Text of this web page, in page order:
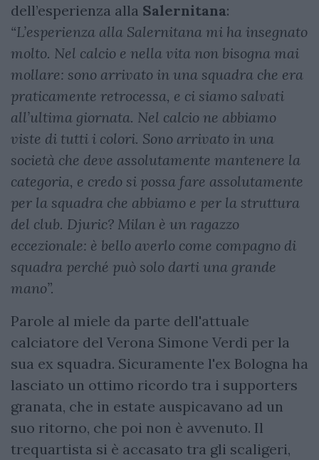
dell’esperienza alla Salernitana:
“L’esperienza alla Salernitana mi ha insegnato
molto. Nel calcio e nella vita non bisogna mai
mollare: sono arrivato in una squadra che era
praticamente retrocessa, e ci siamo salvati
all’ultima giornata. Nel calcio ne abbiamo
viste di tutti i colori. Sono arrivato in una
società che deve assolutamente mantenere la
categoria, e credo si possa fare assolutamente
per la squadra che abbiamo e per la struttura
del club. Djuric? Milan è un ragazzo
eccezionale: è bello averlo come compagno di
squadra perché può solo darti una grande
mano”.
Parole al miele da parte dell'attuale
calciatore del Verona Simone Verdi per la
sua ex squadra. Sicuramente l'ex Bologna ha
lasciato un ottimo ricordo tra i supporters
granata, che in estate auspicavano ad un
suo ritorno, che poi non è avvenuto. Il
trequartista si è accasato tra gli scaligeri,